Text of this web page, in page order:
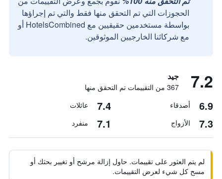
الحجوزات التي تم التحقق منها فقط والتي تم إجراؤها
بواسطة مستخدمين حقيقيين مع HotelsCombined أو
مع شركائنا الخارجيين الموثوقين.
7.2 جيد
367 من التقييمات تم التحقق منها
6.9 أصدقاء 7.4 عائلات
7.3 الأزواج 7.1 منفرد
لم يتم العثور على تقييمات. حاول إزالة مرشح أو تغيير بحثك أو
مسح كل شيء لعرض التقييمات.